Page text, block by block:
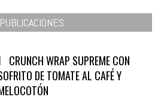
CRUNCH WRAP SUPREME CON
DE TOMATE AL CAFÉ Y